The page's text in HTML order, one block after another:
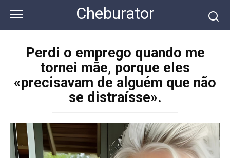
контенту
Cheburator
Perdi o emprego quando me
tornei mãe, porque eles
«precisavam de alguém que não
se distraísse».